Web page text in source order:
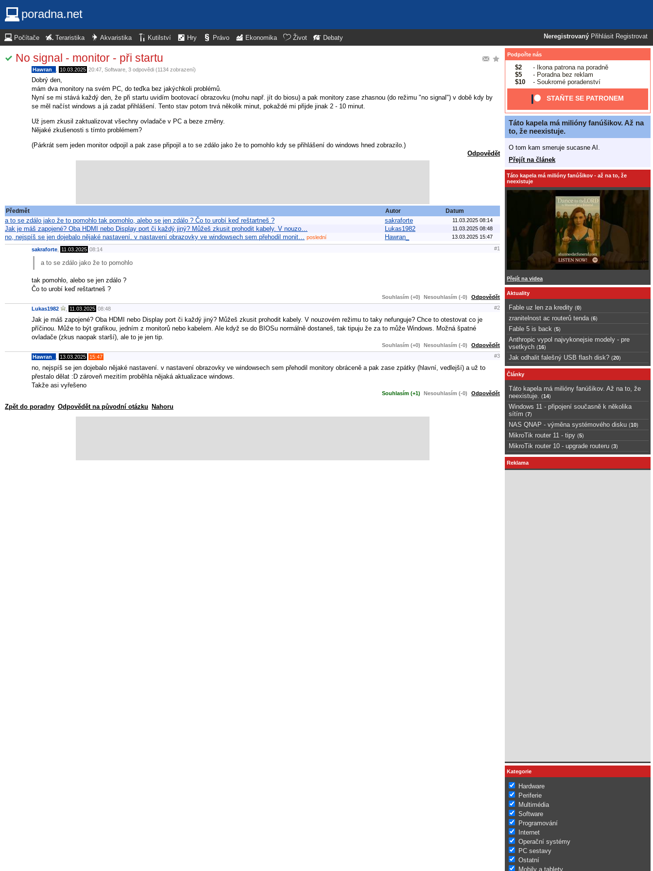
poradna.net
Neregistrovaný Přihlásit Registrovat
Počítače Teraristika Akvaristika Kutilství Hry Právo Ekonomika Život Debaty
No signal - monitor - při startu
Hawran_ 10.03.2025 20:47 Software , 3 odpovědi (1134 zobrazení)
Dobrý den,
mám dva monitory na svém PC, do teďka bez jakýchkoli problémů.
Nyní se mi stává každý den, že při startu uvidím bootovací obrazovku (mohu např. jít do biosu) a pak monitory zase zhasnou (do režimu "no signal") v době kdy by
se měl načíst windows a já zadat přihlášení. Tento stav potom trvá několik minut, pokaždé mi přijde jinak 2 - 10 minut.
Už jsem zkusil zaktualizovat všechny ovladače v PC a beze změny.
Nějaké zkušenosti s tímto problémem?
(Párkrát sem jeden monitor odpojil a pak zase připojil a to se zdálo jako že to pomohlo kdy se přihlášení do windows hned zobrazilo.)
Odpovědět
Předmět Autor Datum
a to se zdálo jako že to pomohlo tak pomohlo, alebo se jen zdálo ? Čo to urobí keď reštartneš ? sakraforte 11.03.2025 08:14
Jak je máš zapojené? Oba HDMI nebo Display port či každý jiný? Můžeš zkusit prohodit kabely. V nouzo… Lukas1982 11.03.2025 08:48
no, nejspíš se jen dojebalo nějaké nastavení. v nastavení obrazovky ve windowsech sem přehodil monit… poslední Hawran_ 13.03.2025 15:47
sakraforte 11.03.2025 08:14 #1
a to se zdálo jako že to pomohlo
tak pomohlo, alebo se jen zdálo ?
Čo to urobí keď reštartneš ?
Souhlasím (+0) Nesouhlasím (-0) Odpovědět
Lukas1982 11.03.2025 08:48 #2
Jak je máš zapojené? Oba HDMI nebo Display port či každý jiný? Můžeš zkusit prohodit kabely. V nouzovém režimu to taky nefunguje? Chce to otestovat co je
příčinou. Může to být grafikou, jedním z monitorů nebo kabelem. Ale když se do BIOSu normálně dostaneš, tak tipuju že za to může Windows. Možná špatné
ovladače (zkus naopak starší), ale to je jen tip.
Souhlasím (+0) Nesouhlasím (-0) Odpovědět
Hawran_ 13.03.2025 15:47 #3
no, nejspíš se jen dojebalo nějaké nastavení. v nastavení obrazovky ve windowsech sem přehodil monitory obráceně a pak zase zpátky (hlavní, vedlejší) a už to
přestalo dělat :D zároveň mezitím proběhla nějaká aktualizace windows.
Takže asi vyřešeno
Souhlasím (+1) Nesouhlasím (-0) Odpovědět
Zpět do poradny Odpovědět na původní otázku Nahoru
Podpořte nás
$2
- Ikona patrona na poradně
$5
- Poradna bez reklam
$10
- Soukromé poradenství
STAŇTE SE PATRONEM
Táto kapela má milióny fanúšikov. Až na
to, že neexistuje.
O tom kam smeruje sucasne AI.
Přejít na článek
Táto kapela má milióny fanúšikov - až na to, že
neexistuje
Přejít na videa
Aktuality
Fable uz len za kredity (0)
zranitelnost ac routerů tenda (6)
Fable 5 is back (5)
Anthropic vypol najvykonejsie modely - pre
vsetkych (16)
Jak odhalit falešný USB flash disk? (20)
Články
Táto kapela má milióny fanúšikov. Až na to, že
neexistuje.
(14)
Windows 11 - připojení současně k několika
sítím (7)
NAS QNAP - výměna systémového disku (10)
MikroTik router 11 - tipy (5)
MikroTik router 10 - upgrade routeru (3)
Reklama
Kategorie
Hardware
Periferie
Multimédia
Software
Programování
Internet
Operační systémy
PC sestavy
Ostatní
Mobily a tablety